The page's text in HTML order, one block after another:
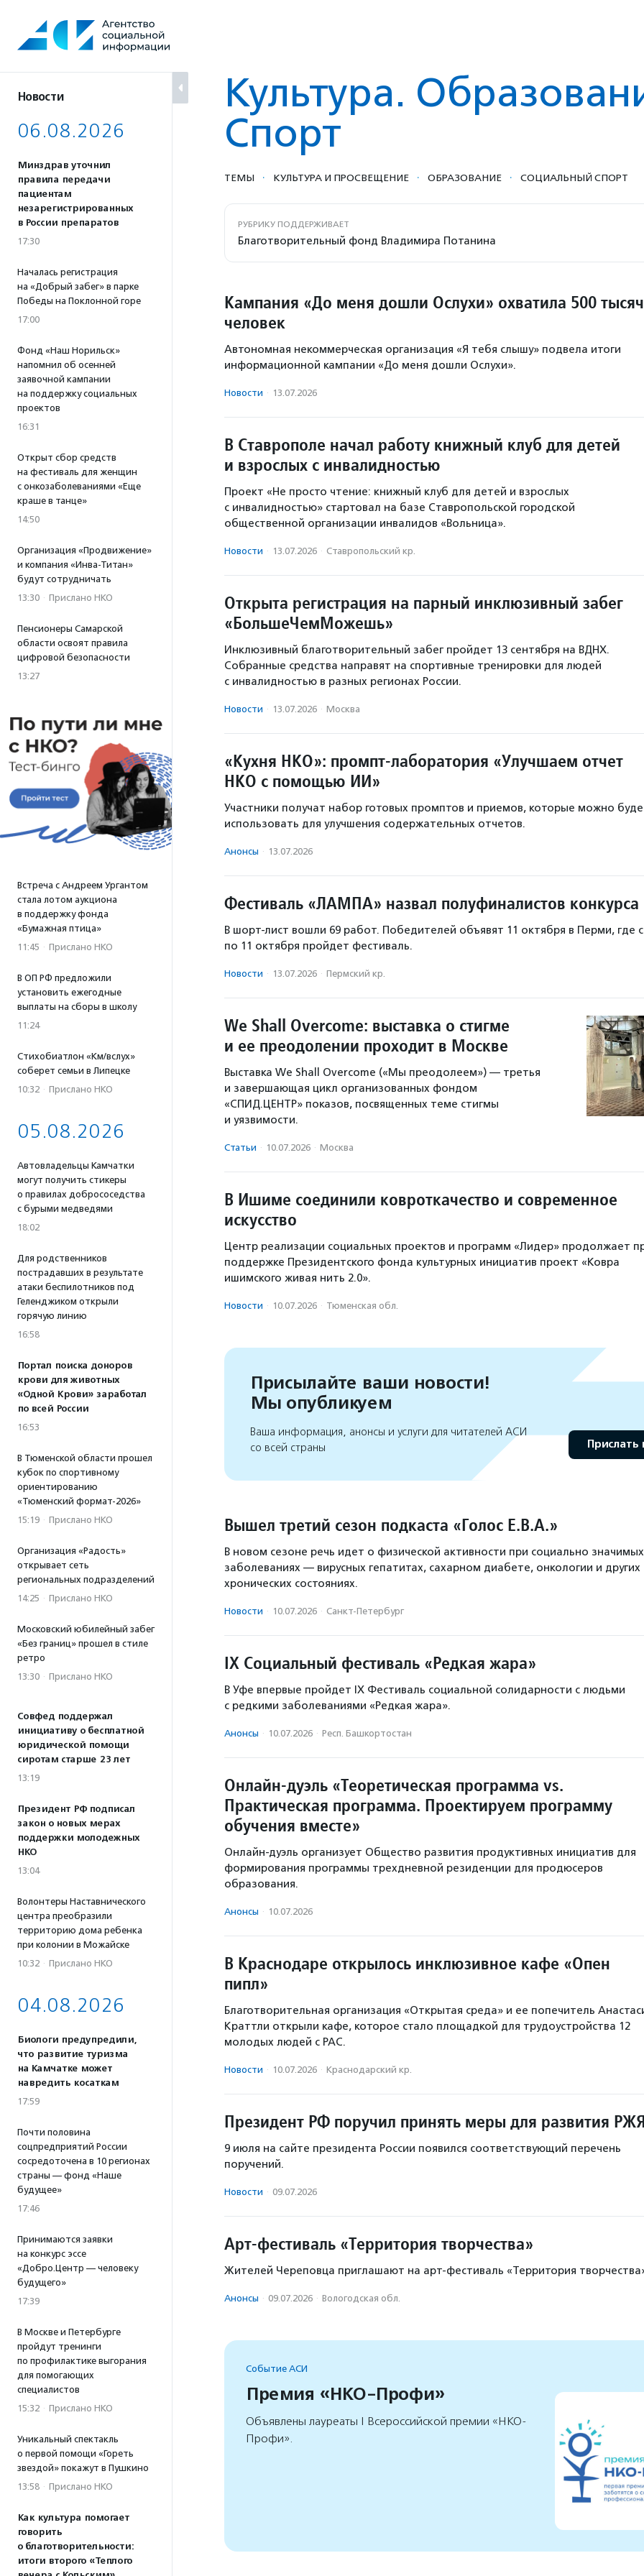
содержанию
Новости
06.08.2026
Минздрав уточнил
правила передачи
пациентам
незарегистрированных
в России препаратов
17:30
Началась регистрация
на «Добрый забег» в парке
Победы на Поклонной горе
17:00
Фонд «Наш Норильск»
напомнил об осенней
заявочной кампании
на поддержку социальных
проектов
16:31
Открыт сбор средств
на фестиваль для женщин
с онкозаболеваниями «Еще
краше в танце»
14:50
Организация «Продвижение»
и компания «Инва-Титан»
будут сотрудничать
13:30 · Прислано НКО
Пенсионеры Самарской
области освоят правила
цифровой безопасности
13:27
Встреча с Андреем Ургантом
стала лотом аукциона
в поддержку фонда
«Бумажная птица»
11:45 · Прислано НКО
В ОП РФ предложили
установить ежегодные
выплаты на сборы в школу
11:24
Стихобиатлон «Км/вслух»
соберет семьи в Липецке
10:32 · Прислано НКО
05.08.2026
Автовладельцы Камчатки
могут получить стикеры
о правилах добрососедства
с бурыми медведями
18:02
Для родственников
пострадавших в результате
атаки беспилотников под
Геленджиком открыли
горячую линию
16:58
Портал поиска доноров
крови для животных
«Одной Крови» заработал
по всей России
16:53
В Тюменской области прошел
кубок по спортивному
ориентированию
«Тюменский формат-2026»
15:19 · Прислано НКО
Организация «Радость»
открывает сеть
региональных подразделений
14:25 · Прислано НКО
Московский юбилейный забег
«Без границ» прошел в стиле
ретро
13:30 · Прислано НКО
Совфед поддержал
инициативу о бесплатной
юридической помощи
сиротам старше 23 лет
13:19
Президент РФ подписал
закон о новых мерах
поддержки молодежных
НКО
13:04
Волонтеры Наставнического
центра преобразили
территорию дома ребенка
при колонии в Можайске
10:32 · Прислано НКО
04.08.2026
Биологи предупредили,
что развитие туризма
на Камчатке может
навредить косаткам
17:59
Почти половина
соцпредприятий России
сосредоточена в 10 регионах
страны — фонд «Наше
будущее»
17:46
Принимаются заявки
на конкурс эссе
«Добро.Центр — человеку
будущего»
17:39
В Москве и Петербурге
пройдут тренинги
по профилактике выгорания
для помогающих
специалистов
15:32 · Прислано НКО
Уникальный спектакль
о первой помощи «Гореть
звездой» покажут в Пушкино
13:58 · Прислано НКО
Как культура помогает
говорить
о благотворительности:
итоги второго «Теплого
Культура.
Спорт
ТЕМЫ · КУЛЬТУРА И ПРОСВЕЩЕНИЕ · ОБРАЗОВАНИЕ · СОЦИАЛЬНЫЙ СПОРТ
РУБРИКУ ПОДДЕРЖИВАЕТ
Благотворительный фонд Владимира Потанина
Кампания «До меня дошли Ослухи» охватила 500 тысяч
человек
Автономная некоммерческая организация «Я тебя слышу» подвела итоги
информационной кампании «До меня дошли Ослухи».
Новости · 13.07.2026
В Ставрополе начал работу книжный клуб для детей
и взрослых с инвалидностью
Проект «Не просто чтение: книжный клуб для детей и взрослых
с инвалидностью» стартовал на базе Ставропольской городской
общественной организации инвалидов «Вольница».
Новости · 13.07.2026 · Ставропольский кр.
Открыта регистрация на парный инклюзивный забег
«БольшеЧемМожешь»
Инклюзивный благотворительный забег пройдет 13 сентября на ВДНХ.
Собранные средства направят на спортивные тренировки для людей
с инвалидностью в разных регионах России.
Новости · 13.07.2026 · Москва
«Кухня НКО»: промпт-лаборатория «Улучшаем отчет
НКО с помощью ИИ»
Участники получат набор готовых промптов и приемов, которые можно
использовать для улучшения содержательных отчетов.
Анонсы · 13.07.2026
Фестиваль «ЛАМПА» назвал полуфиналистов конкурса
В шорт-лист вошли 69 работ. Победителей объявят 11 октября в Перми, где
по 11 октября пройдет фестиваль.
Новости · 13.07.2026 · Пермский кр.
We Shall Overcome: выставка о стигме
и ее преодолении проходит в Москве
Выставка We Shall Overcome («Мы преодолеем») — третья
и завершающая цикл организованных фондом
«СПИД.ЦЕНТР» показов, посвященных теме стигмы
и уязвимости.
Статьи · 10.07.2026 · Москва
В Ишиме соединили ковроткачество и современное
искусство
Центр реализации социальных проектов и программ «Лидер» продолжает
поддержке Президентского фонда культурных инициатив проект «Ковра
ишимского живая нить 2.0».
Новости · 10.07.2026 · Тюменская обл.
Присылайте ваши новости!
Мы опубликуем
Ваша информация, анонсы и услуги для читателей АСИ
со всей страны
Прислать
Вышел третий сезон подкаста «Голос Е.В.А.»
В новом сезоне речь идет о физической активности при социально значимых
заболеваниях — вирусных гепатитах, сахарном диабете, онкологии и других
хронических состояниях.
Новости · 10.07.2026 · Санкт-Петербург
IX Социальный фестиваль «Редкая жара»
В Уфе впервые пройдет IX Фестиваль социальной солидарности с людьми
с редкими заболеваниями «Редкая жара».
Анонсы · 10.07.2026 · Респ. Башкортостан
Онлайн-дуэль «Теоретическая программа vs.
Практическая программа. Проектируем программу
обучения вместе»
Онлайн-дуэль организует Общество развития продуктивных инициатив для
формирования программы трехдневной резиденции для продюсеров
образования.
Анонсы · 10.07.2026
В Краснодаре открылось инклюзивное кафе «Опен
пипл»
Благотворительная организация «Открытая среда» и ее попечитель
Краттли открыли кафе, которое стало площадкой для трудоустройства 12
молодых людей с РАС.
Новости · 10.07.2026 · Краснодарский кр.
Президент РФ поручил принять меры для развития
9 июля на сайте президента России появился соответствующий перечень
поручений.
Новости · 09.07.2026
Арт-фестиваль «Территория творчества»
Жителей Череповца приглашают на арт-фестиваль «Территория
Анонсы · 09.07.2026 · Вологодская обл.
Событие АСИ
Премия «НКО-Профи»
Объявлены лауреаты I Всероссийской премии «НКО-
Профи».